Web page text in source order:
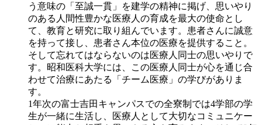
う意味の「至誠一貫」を建学の精神に掲げ、思いやり
のある人間性豊かな医療人の育成を最大の使命とし
て、教育と研究に取り組んでいます。患者さんに誠意
を持って接し、患者さん本位の医療を提供すること。
そして忘れてはならないのは医療人同士の思いやりで
す。昭和医科大学には、この医療人同士が心を通じ合
わせて治療にあたる「チーム医療」の学びがありま
す。
1年次の富士吉田キャンパスでの全寮制では4学部の学
生が一緒に生活し、医療人として大切なコミュニケー